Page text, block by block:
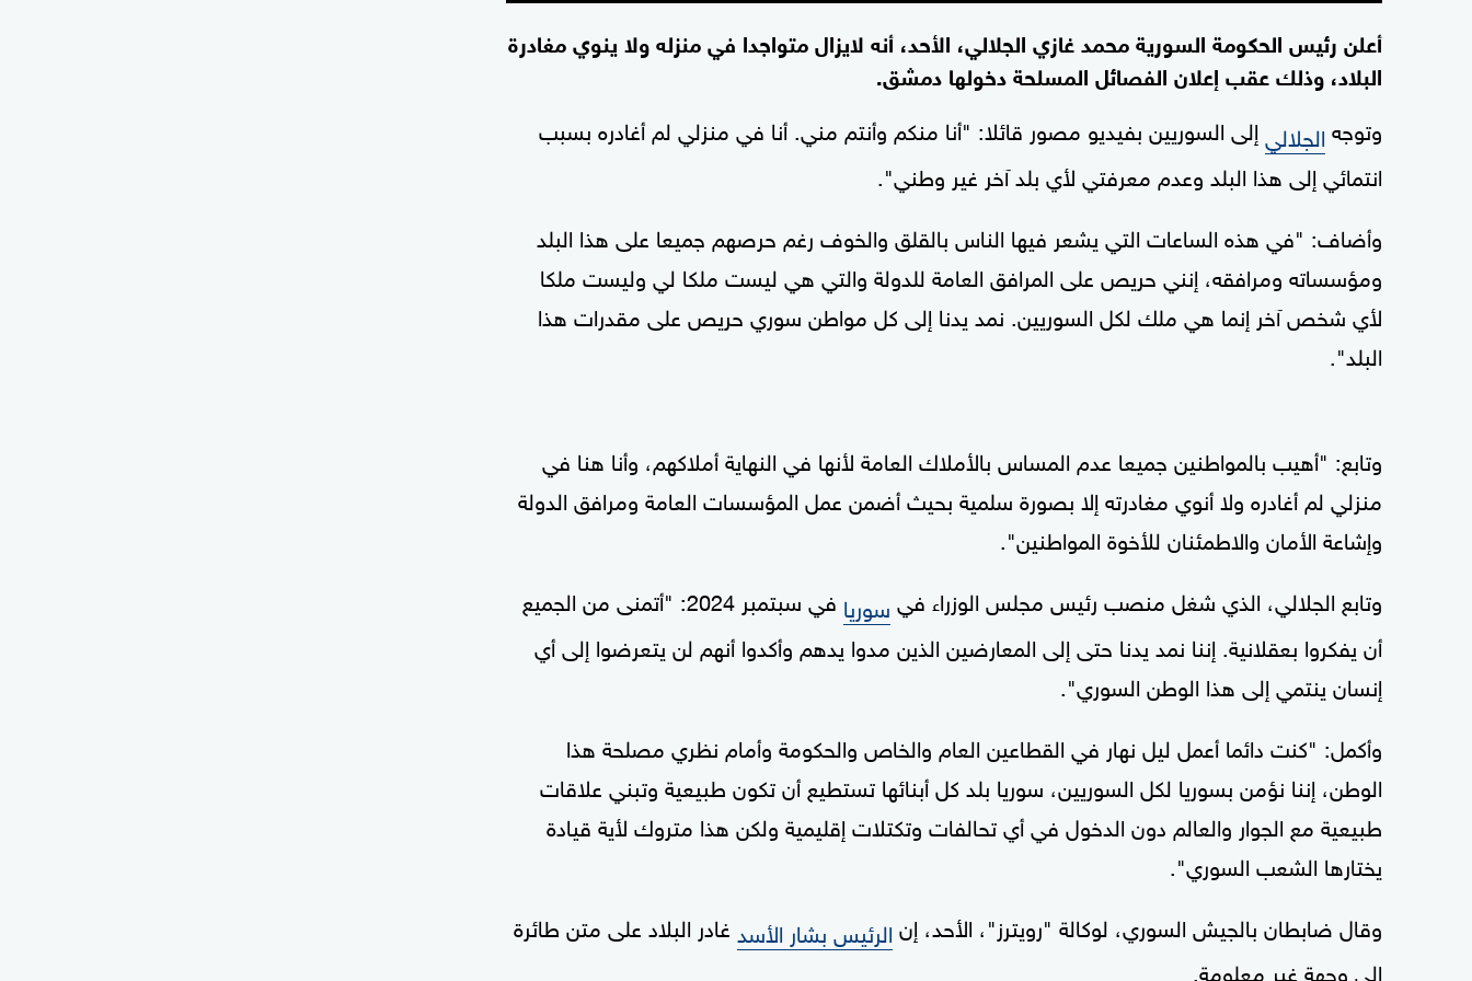
أعلن رئيس الحكومة السورية محمد غازي الجلالي، الأحد، أنه لايزال متواجدا في منزله ولا ينوي مغادرة
البلاد، وذلك عقب إعلان الفصائل المسلحة دخولها دمشق.
وتوجه الجلالي إلى السوريين بفيديو مصور قائلا: "أنا منكم وأنتم مني. أنا في منزلي لم أغادره بسبب
انتمائي إلى هذا البلد وعدم معرفتي لأي بلد آخر غير وطني".
وأضاف: "في هذه الساعات التي يشعر فيها الناس بالقلق والخوف رغم حرصهم جميعا على هذا البلد
ومؤسساته ومرافقه، إنني حريص على المرافق العامة للدولة والتي هي ليست ملكا لي وليست ملكا
لأي شخص آخر إنما هي ملك لكل السوريين. نمد يدنا إلى كل مواطن سوري حريص على مقدرات هذا
البلد".
وتابع: "أهيب بالمواطنين جميعا عدم المساس بالأملاك العامة لأنها في النهاية أملاكهم، وأنا هنا في
منزلي لم أغادره ولا أنوي مغادرته إلا بصورة سلمية بحيث أضمن عمل المؤسسات العامة ومرافق الدولة
وإشاعة الأمان والاطمئنان للأخوة المواطنين".
وتابع الجلالي، الذي شغل منصب رئيس مجلس الوزراء في سوريا
في سبتمبر 2024: "أتمنى من الجميع
أن يفكروا بعقلانية. إننا نمد يدنا حتى إلى المعارضين الذين مدوا يدهم وأكدوا أنهم لن يتعرضوا إلى أي
إنسان ينتمي إلى هذا الوطن السوري".
وأكمل: "كنت دائما أعمل ليل نهار في القطاعين العام والخاص والحكومة وأمام نظري مصلحة هذا
الوطن، إننا نؤمن بسوريا لكل السوريين، سوريا بلد كل أبنائها تستطيع أن تكون طبيعية وتبني علاقات
طبيعية مع الجوار والعالم دون الدخول في أي تحالفات وتكتلات إقليمية ولكن هذا متروك لأية قيادة
يختارها الشعب السوري".
وقال ضابطان بالجيش السوري، لوكالة "رويترز"، الأحد، إن الرئيس بشار الأسد غادر البلاد على متن طائرة
إلى وجهة غير معلومة.